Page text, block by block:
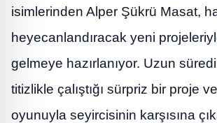
isimlerinden Alper Şükrü Masat,
heyecanlandıracak yeni
gelmeye hazırlanıyor. Uzun
titizlikle çalıştığı sürpriz bir proje
oyunuyla seyircisinin karşısına